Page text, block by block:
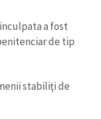
a fost
de tip
stabiliţi de